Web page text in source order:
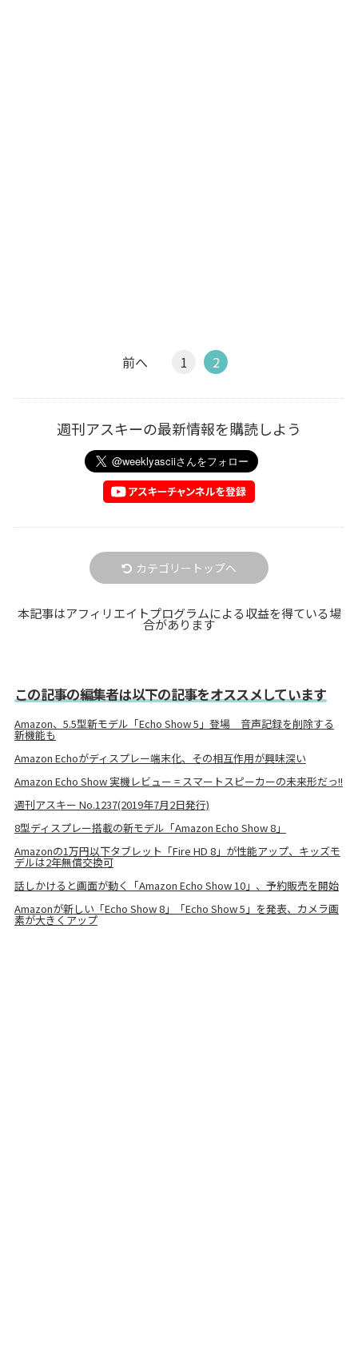
前へ 1 2
週刊アスキーの最新情報を購読しよう
カテゴリートップへ
本記事はアフィリエイトプログラムによる収益を得ている場
合があります
この記事の編集者は以下の記事をオススメしています
Amazon、5.5型新モデル「Echo Show 5」登場 音声記録を削除する
新機能も
Amazon Echoがディスプレー端末化、その相互作用が興味深い
Amazon Echo Show 実機レビュー = スマートスピーカーの未来形だっ!!
週刊アスキー No.1237(2019年7月2日発行)
8型ディスプレー搭載の新モデル「Amazon Echo Show 8」
Amazonの1万円以下タブレット「Fire HD 8」が性能アップ、キッズモ
デルは2年無償交換可
話しかけると画面が動く「Amazon Echo Show 10」、予約販売を開始
Amazonが新しい「Echo Show 8」「Echo Show 5」を発表、カメラ画
素が大きくアップ